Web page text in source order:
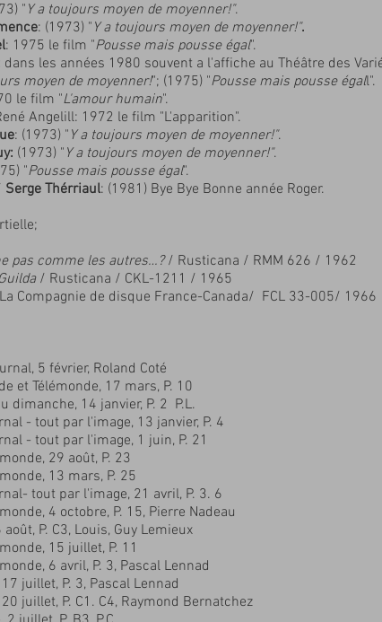
"Y a toujours moyen de moyenner!".
: (1973) " Y a toujours moyen de moyenner!".
: 1975 le film "Pousse mais pousse égal".
dans les années 1980 souvent a l'affiche au Théâtre des
moyen de moyenner!"; (1975) "Pousse mais pousse égall".
le film "L'amour humain".
Angelill: 1972 le film "L'apparition".
: (1973) " Y a toujours moyen de moyenner!".
: (1973) " Y a toujours moyen de moyenner!".
"Pousse mais pousse égal".
Serge Thérriaul: (1981) Bye Bye Bonne année Roger.
pas comme les autres…?/ Rusticana / RMM 626 / 1962
/ Rusticana / CKL-1211 / 1965
Compagnie de disque France-Canada/ FCL 33-005/ 1966
5 février, Roland Coté
et Télémonde, 17 mars, P. 10
dimanche, 14 janvier, P. 2 P.L.
- tout par l'image, 13 janvier, P. 4
- tout par l'image, 1 juin, P. 21
29 août, P. 23
13 mars, P. 25
tout par l'image, 21 avril, P. 3. 6
4 octobre, P. 15, Pierre Nadeau
P. C3, Louis, Guy Lemieux
15 juillet, P. 11
6 avril, P. 3, Pascal Lennad
juillet, P. 3, Pascal Lennad
juillet, P. C1. C4, Raymond Bernatchez